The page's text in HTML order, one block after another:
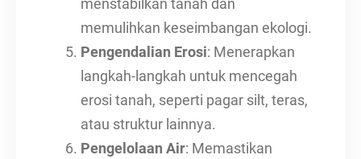
menstabilkan tanah dan
memulihkan keseimbangan ekologi.
Pengendalian Erosi: Menerapkan
langkah-langkah untuk mencegah
erosi tanah, seperti pagar silt, teras,
atau struktur lainnya.
Pengelolaan Air: Memastikan